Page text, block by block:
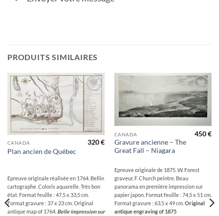
PRODUITS SIMILAIRES
Ajouter
à la
wishlist
CANADA
Plan ancien de Québec
320€
Epreuve originale réalisée en 1764. Bellin
cartographe. Coloris aquarelle. Très bon
état. Format feuille : 47,5 x 33,5 cm.
Format gravure : 37 x 23 cm. Original
antique map of 1764. Belle impression sur
Ajouter
à la
wishlist
CANADA
Gravure ancienne – The
Great Fall – Niagara
450€
Epreuve originale de 1875. W. Forest
graveur, F. Church peintre. Beau
panorama en première impression sur
papier japon. Format feuille : 74,5 x 51 cm.
Format gravure : 63,5 x 49 cm. Original
antique engraving of 1875